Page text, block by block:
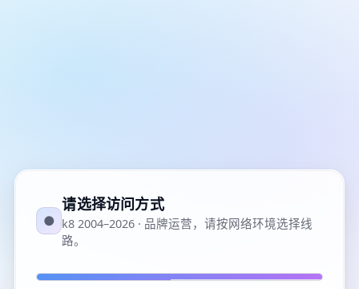
●
请选择访问方式
k8 2004–2026 · 品牌运营，请按网络环境选择线
路。